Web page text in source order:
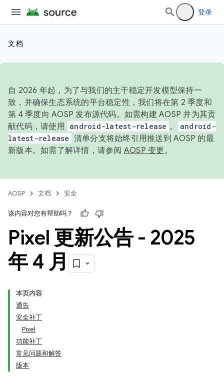
登录
文档
自 2026 年起，为了与我们的主干稳定开发模型保持一
致，并确保生态系统的平台稳定性，我们将在第 2 季度和
第 4 季度向 AOSP 发布源代码。如需构建 AOSP 并为其贡
献代码，请使用 android-latest-release 。
android-
latest-release 清单分支将始终引用推送到 AOSP 的最
新版本。如需了解详情，请参阅 AOSP 变更。
AOSP 文档 安全
该内容对您有帮助吗？
Pixel 更新公告 - 2025
年 4 月
本页内容
通告
安全补丁
Pixel
功能补丁
常见问题和解答
版本